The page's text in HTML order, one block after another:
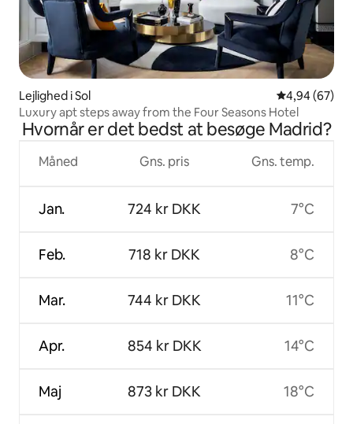
Lejlighed i Sol 4,94 ud af 5 i
4,94 (67)
Luxury apt steps away from the Four Seasons Hotel
Hvornår er det bedst at besøge Madrid?
Måned
Jan.
Feb.
Mar.
Apr.
Maj
Gns. pris
724 kr DKK
718 kr DKK
744 kr DKK
854 kr DKK
873 kr DKK
Gns. temp.
7°C
8°C
11°C
14°C
18°C